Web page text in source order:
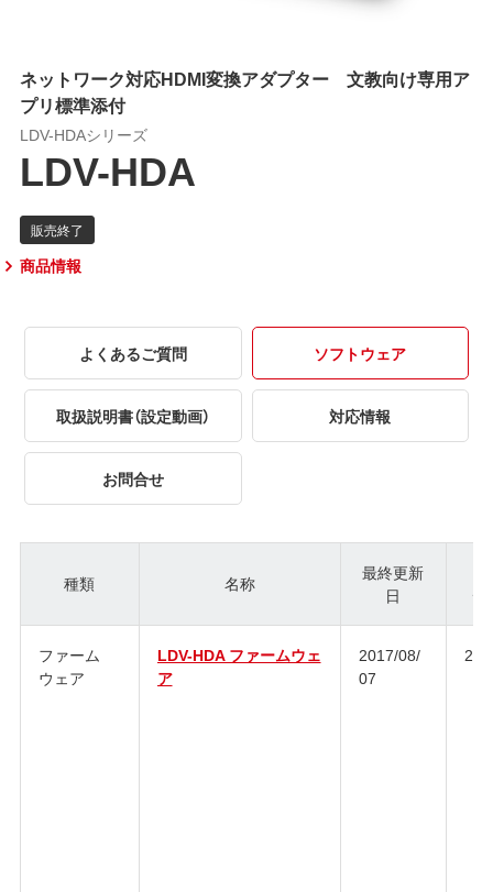
ネットワーク対応HDMI変換アダプター 文教向け専用ア
プリ標準添付
LDV-HDAシリーズ
LDV-HDA
商品情報
よくあるご質問 ソフトウェア
取扱説明書（設定動画） 対応情報
お問合せ
種類 名称
最終更新
日
ジ
ファーム
ウェア
LDV-HDA ファームウェ
ア
2017/08/
07